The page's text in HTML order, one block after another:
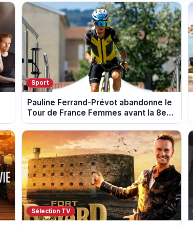
Sport
Pauline Ferrand-Prévot abandonne le
Tour de France Femmes avant la 8e
étape
Sélection TV